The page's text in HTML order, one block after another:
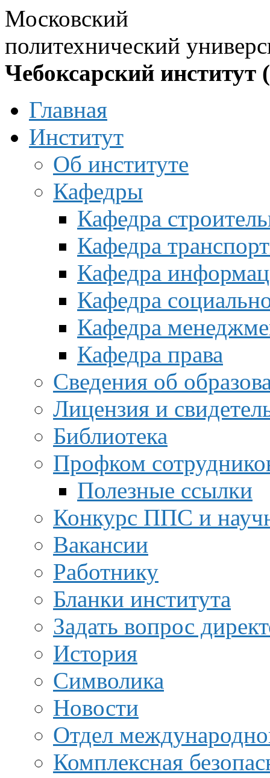
Московский
политехнический
Чебоксарский институт
Главная
Институт
Об институте
Кафедры
Кафедра
Кафедра
Кафедра
Кафедра
Кафедра
Кафедра права
Сведения об
Лицензия и
Библиотека
Профком
Полезные ссылки
Конкурс ППС и
Вакансии
Работнику
Бланки института
Задать вопрос
История
Символика
Новости
Отдел
Комплексная